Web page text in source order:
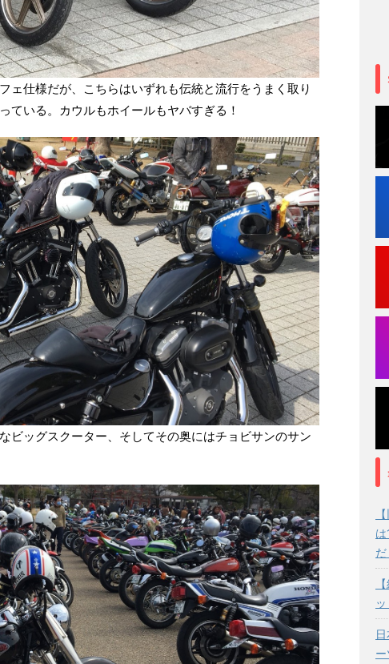
ェ仕様だが、こちらはいずれも伝統と流行をうまく取り
ている。カウルもホイールもヤバすぎる！
ビッグスクーター、そしてその奥にはチョビサンのサン
だ